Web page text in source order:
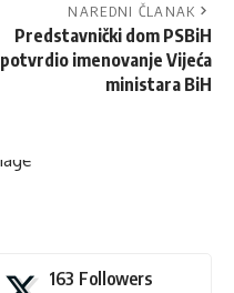
NAREDNI ČLANAK
Predstavnički dom PSBiH
potvrdio imenovanje Vijeća
ministara BiH
163 Followers